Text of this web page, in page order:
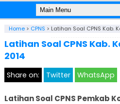
Home> CPNS > Latihan Soal CPNS Kab.
Latihan Soal CPNS Kab.
2014
Share on: Twitter WhatsApp
Latihan Soal CPNS Pemkab